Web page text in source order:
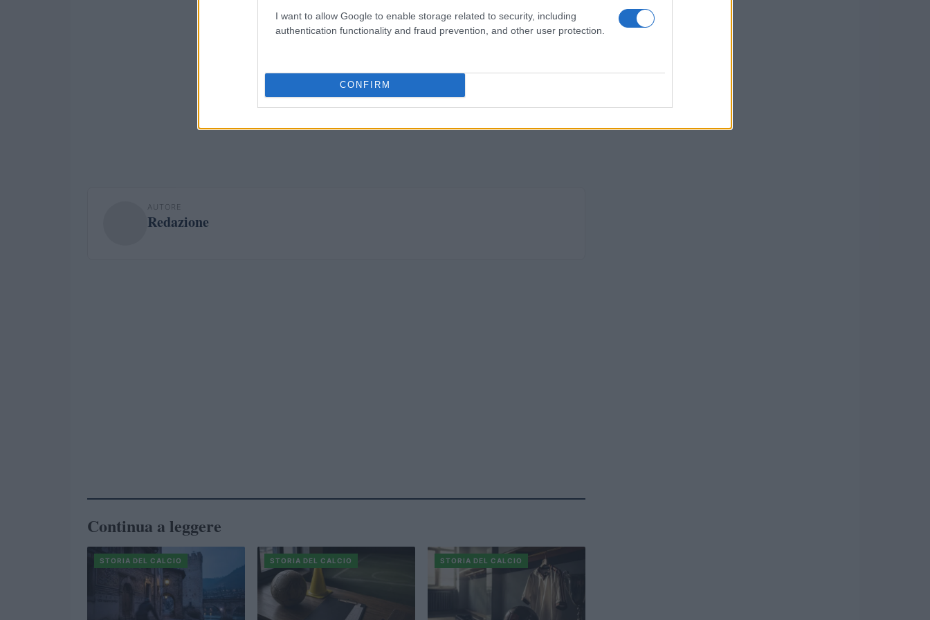
I want to allow Google to enable storage related to security, including
authentication functionality and fraud prevention, and other user protection.
CONFIRM
AUTORE
Redazione
Continua a leggere
STORIA DEL CALCIO STORIA DEL CALCIO STORIA DEL CALCIO